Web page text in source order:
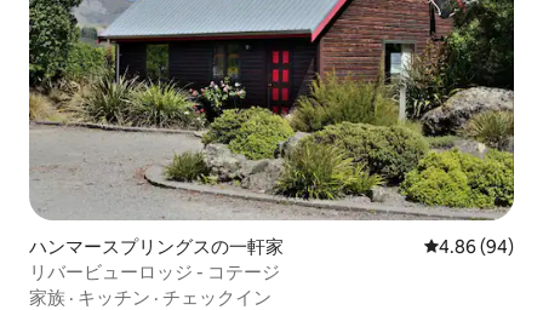
ハンマースプリングスの一軒家 レビュー94件
4.86 (94)
リバービューロッジ - コテージ
家族 · キッチン · チェックイン